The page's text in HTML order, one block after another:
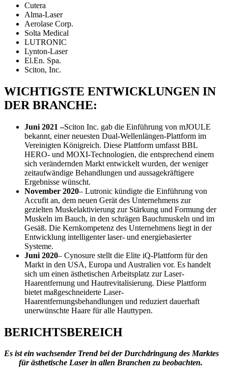
Cutera
Alma-Laser
Aerolase Corp.
Solta Medical
LUTRONIC
Lynton-Laser
El.En. Spa.
Sciton, Inc.
WICHTIGSTE ENTWICKLUNGEN IN
DER BRANCHE:
Juni 2021 –Sciton Inc. gab die Einführung von mJOULE
bekannt, einer neuesten Dual-Wellenlängen-Plattform im
Vereinigten Königreich. Diese Plattform umfasst BBL
HERO- und MOXI-Technologien, die entsprechend einem
sich verändernden Markt entwickelt wurden, der weniger
zeitaufwändige Behandlungen und aussagekräftigere
Ergebnisse wünscht.
November 2020– Lutronic kündigte die Einführung von
Accufit an, dem neuen Gerät des Unternehmens zur
gezielten Muskelaktivierung zur Stärkung und Formung der
Muskeln im Bauch, in den schrägen Bauchmuskeln und im
Gesäß. Die Kernkompetenz des Unternehmens liegt in der
Entwicklung intelligenter laser- und energiebasierter
Systeme.
Juni 2020– Cynosure stellt die Elite iQ-Plattform für den
Markt in den USA, Europa und Australien vor. Es handelt
sich um einen ästhetischen Arbeitsplatz zur Laser-
Haarentfernung und Hautrevitalisierung. Diese Plattform
bietet maßgeschneiderte Laser-
Haarentfernungsbehandlungen und reduziert dauerhaft
unerwünschte Haare für alle Hauttypen.
BERICHTSBEREICH
Es ist ein wachsender Trend bei der Durchdringung des Marktes
für ästhetische Laser in allen Branchen zu beobachten.